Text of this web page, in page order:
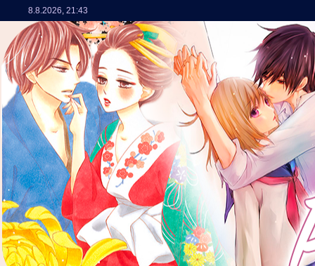
8.8.2026, 21:43